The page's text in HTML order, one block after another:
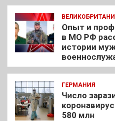
Опыт и
в МО РФ
истории
ГЕРМАНИЯ
Число
580 млн